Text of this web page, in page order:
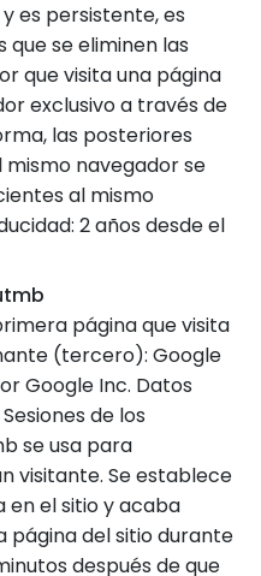
es persistente, es
que se eliminen las
que visita una página
exclusivo a través de
las posteriores
mismo navegador se
al mismo
2 años desde el
página que visita
(tercero): Google
Google Inc. Datos
de los
se usa para
visitante. Se establece
en el sitio y acaba
página del sitio durante
después de que